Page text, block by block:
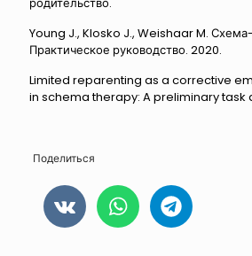
Young J., Klosko J., Weishaar M.
Практическое руководство. 2020.
Limited reparenting as a corrective
in schema therapy: A preliminary task
Поделиться